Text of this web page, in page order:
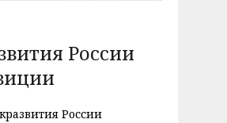
России
России